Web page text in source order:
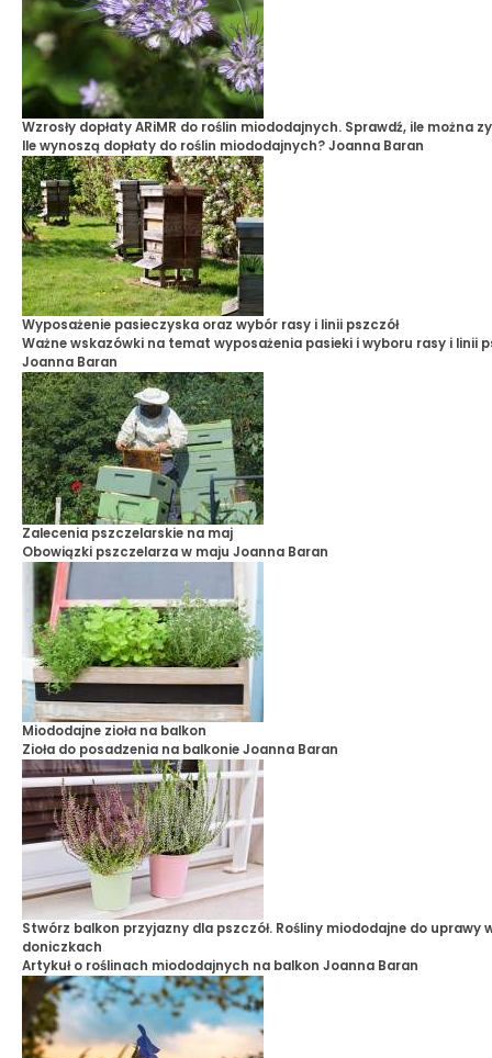
Wzrosły dopłaty ARiMR do roślin miododajnych. Sprawdź, ile można
Ile wynoszą dopłaty do roślin miododajnych?Joanna Baran
Wyposażenie pasieczyska oraz wybór rasy i linii pszczół
Ważne wskazówki na temat wyposażenia pasieki i wyboru rasy i linii
Joanna Baran
Zalecenia pszczelarskie na maj
Obowiązki pszczelarza w maju Joanna Baran
Miododajne zioła na balkon
Zioła do posadzenia na balkonieJoanna Baran
Stwórz balkon przyjazny dla pszczół. Rośliny miododajne do uprawy
doniczkach
Artykuł o roślinach miododajnych na balkon Joanna Baran